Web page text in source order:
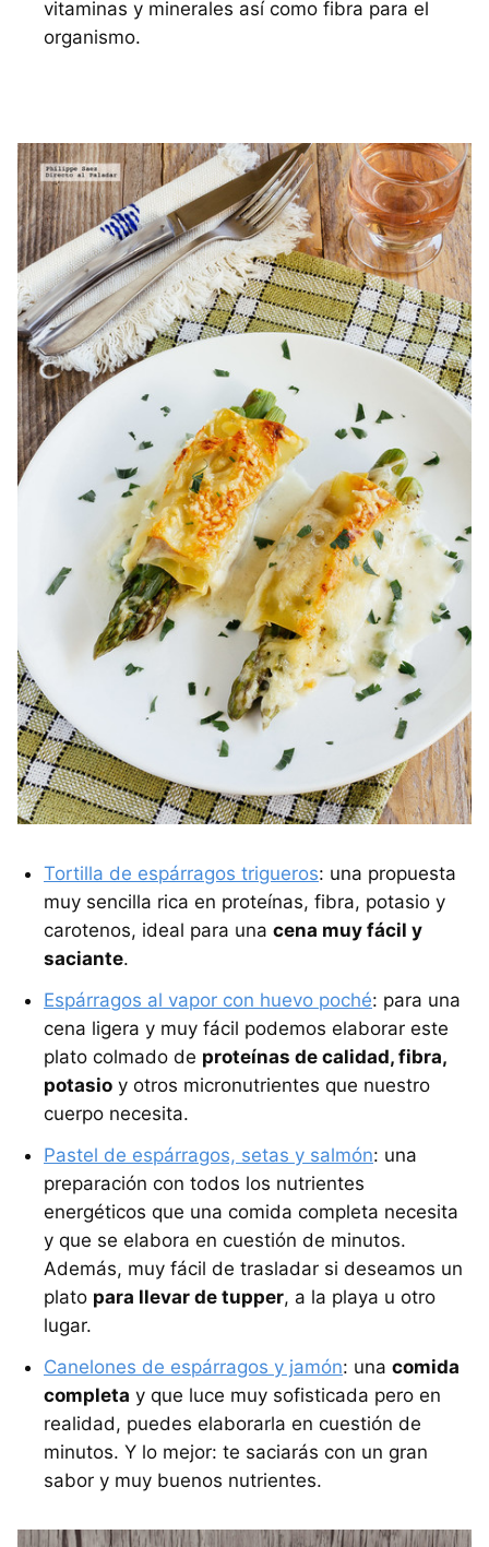
vitaminas y minerales así como fibra para el
organismo.
Tortilla de espárragos trigueros: una propuesta
muy sencilla rica en proteínas, fibra, potasio y
carotenos, ideal para una cena muy fácil y
saciante.
Espárragos al vapor con huevo poché: para una
cena ligera y muy fácil podemos elaborar este
plato colmado de proteínas de calidad, fibra,
potasio y otros micronutrientes que nuestro
cuerpo necesita.
Pastel de espárragos, setas y salmón: una
preparación con todos los nutrientes
energéticos que una comida completa necesita
y que se elabora en cuestión de minutos.
Además, muy fácil de trasladar si deseamos un
plato para llevar de tupper, a la playa u otro
lugar.
Canelones de espárragos y jamón: una comida
completa y que luce muy sofisticada pero en
realidad, puedes elaborarla en cuestión de
minutos. Y lo mejor: te saciarás con un gran
sabor y muy buenos nutrientes.